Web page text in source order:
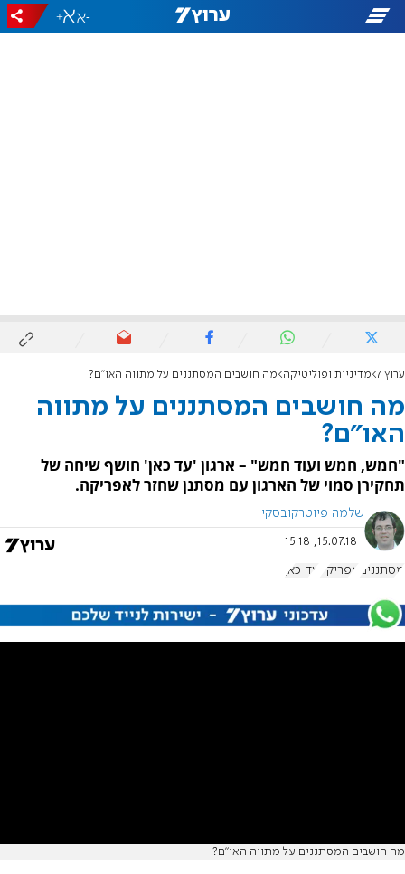
-
+
ערוץ 7 מדיניות ופוליטיקה מה חושבים המסתננים על מתווה האו"ם?
מה חושבים המסתננים על מתווה
האו"ם?
"חמש, חמש ועוד חמש" – ארגון 'עד כאן' חושף שיחה של
תחקירן סמוי של הארגון עם מסתנן שחזר לאפריקה.
שלמה פיוטרקובסקי
15.07.18, 15:18
מסתננים אפריקה עד כאן
מה חושבים המסתננים על מתווה האו"ם?